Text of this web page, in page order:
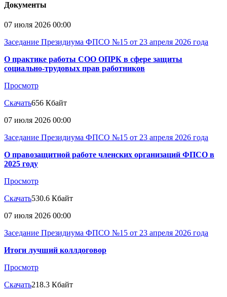
Документы
07 июля 2026 00:00
Заседание Президиума ФПСО №15 от 23 апреля 2026 года
О практике работы СОО ОПРК в сфере защиты
социально-трудовых прав работников
Просмотр
Скачать656 Кбайт
07 июля 2026 00:00
Заседание Президиума ФПСО №15 от 23 апреля 2026 года
О правозащитной работе членских организаций ФПСО в
2025 году
Просмотр
Скачать530.6 Кбайт
07 июля 2026 00:00
Заседание Президиума ФПСО №15 от 23 апреля 2026 года
Итоги лучший коллдоговор
Просмотр
Скачать218.3 Кбайт